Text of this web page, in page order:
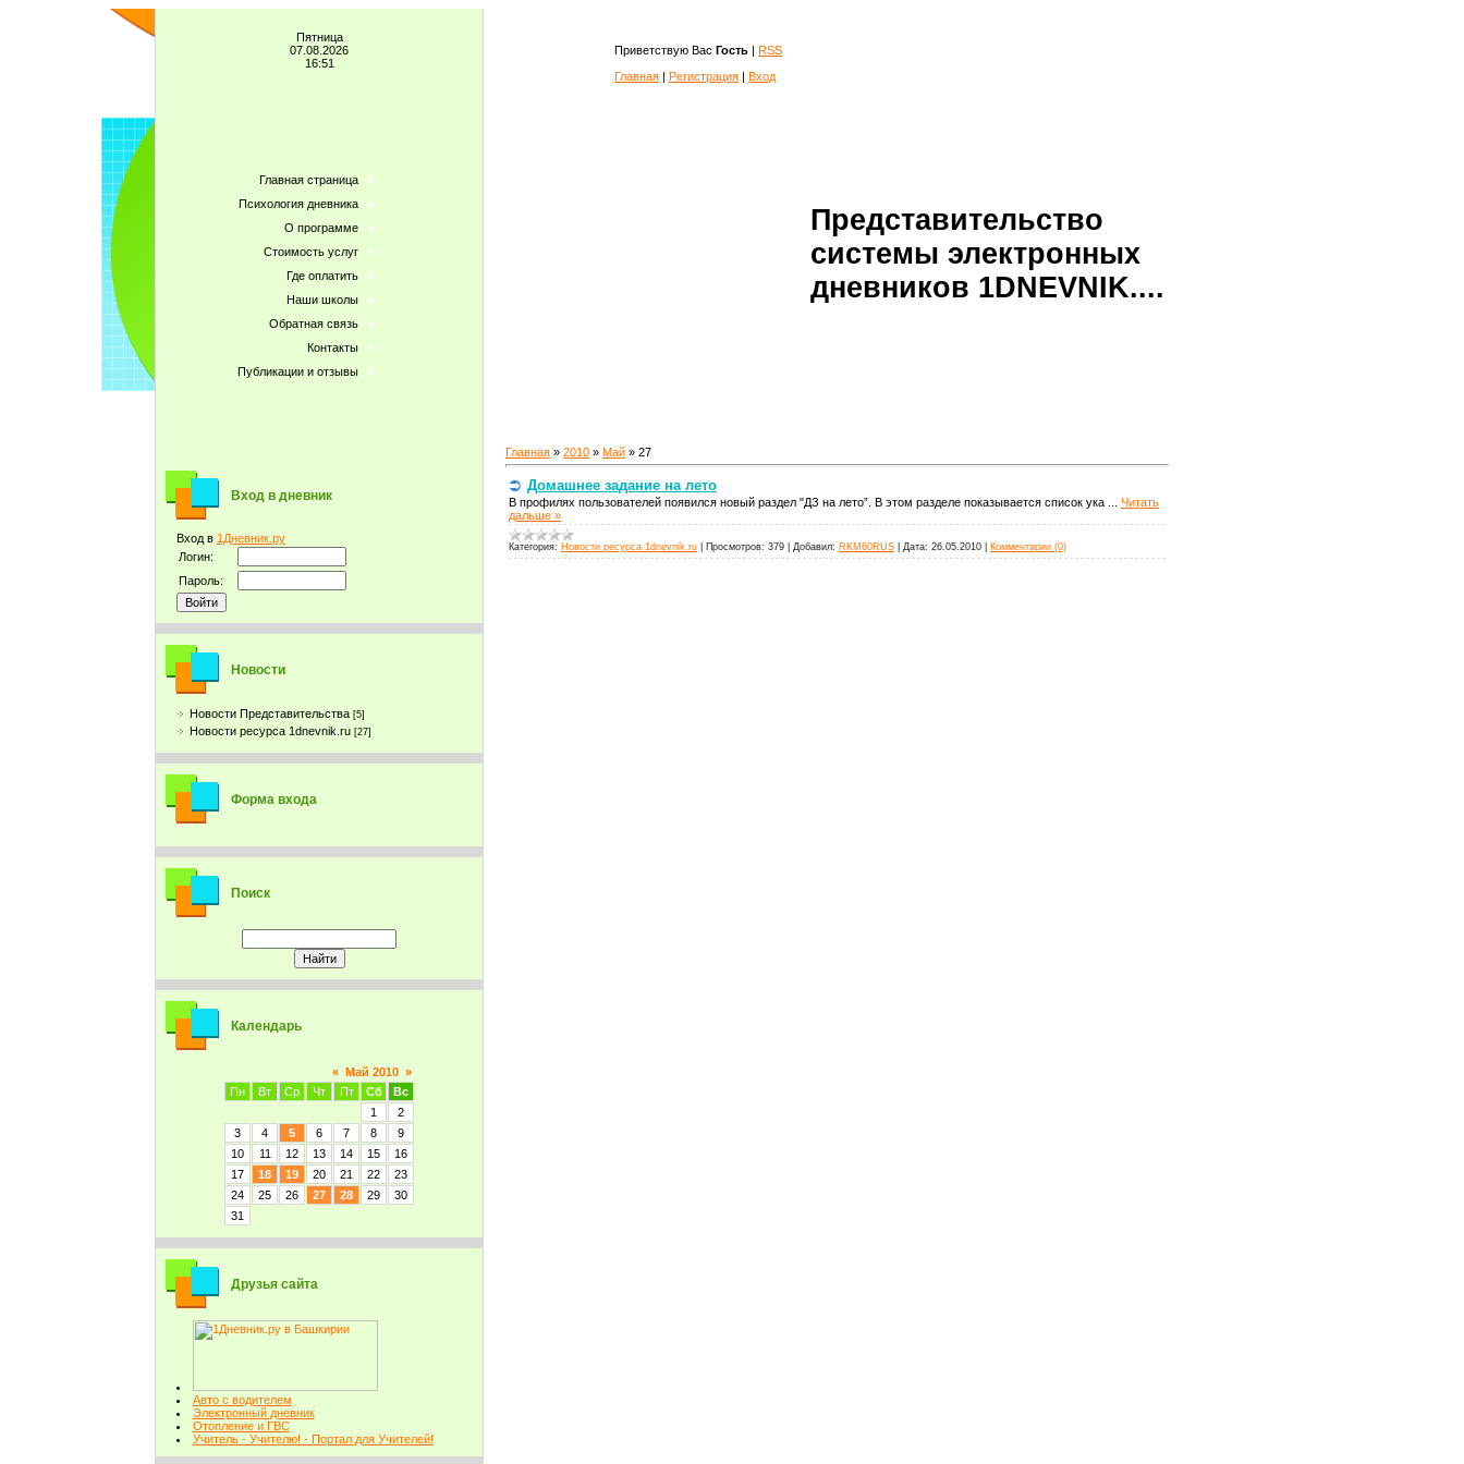
Пятница
07.08.2026
16:51
Главная страница
Психология дневника
О программе
Стоимость услуг
Где оплатить
Наши школы
Обратная связь
Контакты
Публикации и отзывы
Вход в дневник
Вход в 1Дневник.ру
Логин:
Пароль:
Новости
Новости Представительства [5]
Новости ресурса 1dnevnik.ru [27]
Форма входа
Поиск
Календарь
« Май 2010 »
Пн
Вт Ср Чт Пт Сб
Вс
1
2
3
4 5 6 7 8
9
10
11 12 13 14 15
16
17
18 19 20 21 22
23
24
25 26 27 28 29
30
31
Друзья сайта
Авто с водителем
Электронный дневник
Отопление и ГВС
Учитель - Учителю! - Портал для Учителей!
Приветствую Вас Гость | RSS
Главная | Регистрация | Вход
Представительство
системы электронных
дневников 1DNEVNIK....
Главная » 2010 » Май » 27
Домашнее задание на лето
В профилях пользователей появился новый раздел "ДЗ на лето”. В этом разделе показывается список ука
Читать
дальше »
Категория: Новости ресурса 1dnevnik.ru Просмотров: 379 Добавил: RKM60RUS Дата: 26.05.2010 Комментарии (0)